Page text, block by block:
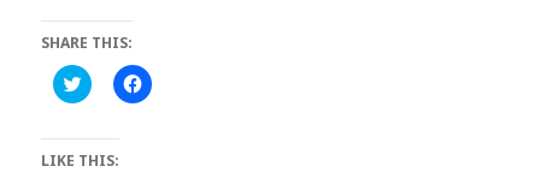
SHARE THIS:
C
l
k
t
C
l
LIKE THIS: